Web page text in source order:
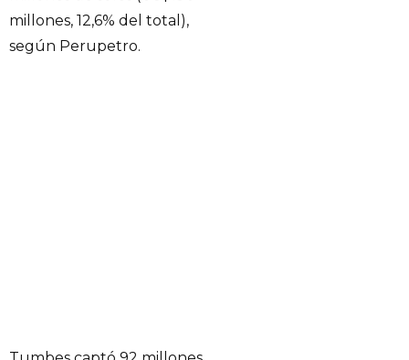
millones, 12,6% del total),
según Perupetro.